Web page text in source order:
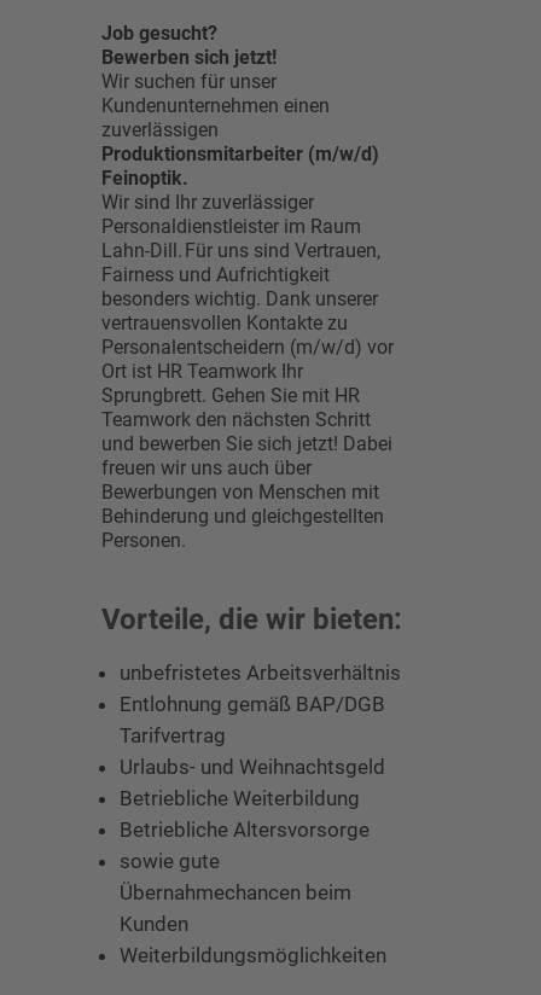
Job gesucht?
Bewerben sich jetzt!
Wir suchen für unser
Kundenunternehmen einen
zuverlässigen
Produktionsmitarbeiter (m/w/d)
Feinoptik.
Wir sind Ihr zuverlässiger
Personaldienstleister im Raum
Lahn-Dill. Für uns sind Vertrauen,
Fairness und Aufrichtigkeit
besonders wichtig. Dank unserer
vertrauensvollen Kontakte zu
Personalentscheidern (m/w/d) vor
Ort ist HR Teamwork Ihr
Sprungbrett. Gehen Sie mit HR
Teamwork den nächsten Schritt
und bewerben Sie sich jetzt! Dabei
freuen wir uns auch über
Bewerbungen von Menschen mit
Behinderung und gleichgestellten
Personen.
Vorteile, die wir bieten:
unbefristetes Arbeitsverhältnis
Entlohnung gemäß BAP/DGB
Tarifvertrag
Urlaubs- und Weihnachtsgeld
Betriebliche Weiterbildung
Betriebliche Altersvorsorge
sowie gute
Übernahmechancen beim
Kunden
Weiterbildungsmöglichkeiten